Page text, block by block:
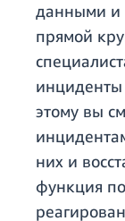
данными и
прямой
инциденты
этому вы
них и
функция